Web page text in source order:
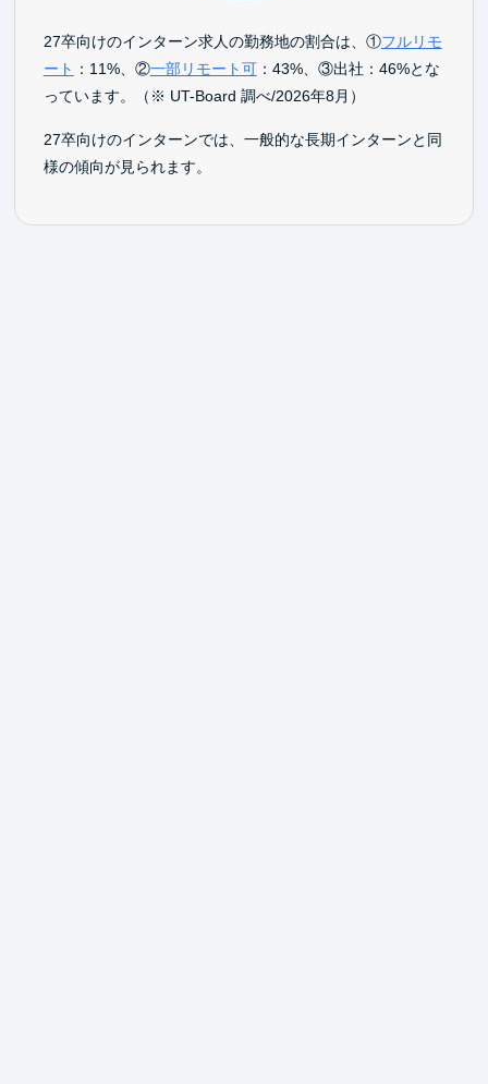
27卒向けのインターン求人の勤務地の割合は、①フルリモ
ート ：11%、②一部リモート可：43%、③出社：46%とな
っています。（※ UT-Board 調べ/2026年8月）
27卒向けのインターンでは、一般的な長期インターンと同
様の傾向が見られます。